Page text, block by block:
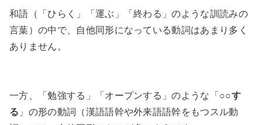
和語（「ひらく」「運ぶ」「終わる」のような訓読みの
言葉）の中で、自他同形になっている動詞はあまり多く
ありません。
一方、「勉強する」「オープンする」のような「 ○○す
る 」の形の動詞（漢語語幹や外来語語幹をもつスル動